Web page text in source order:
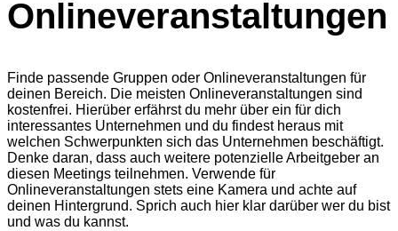
Onlineveranstaltungen
Finde passende Gruppen oder Onlineveranstaltungen für
deinen Bereich. Die meisten Onlineveranstaltungen sind
kostenfrei. Hierüber erfährst du mehr über ein für dich
interessantes Unternehmen und du findest heraus mit
welchen Schwerpunkten sich das Unternehmen beschäftigt.
Denke daran, dass auch weitere potenzielle Arbeitgeber an
diesen Meetings teilnehmen. Verwende für
Onlineveranstaltungen stets eine Kamera und achte auf
deinen Hintergrund. Sprich auch hier klar darüber wer du bist
und was du kannst.